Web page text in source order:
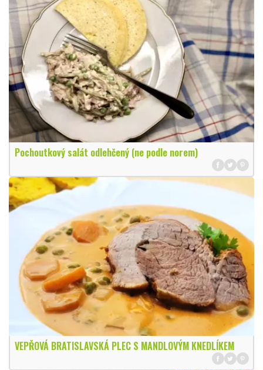
Pochoutkový salát odlehčený (ne podle norem)
VEPŘOVÁ BRATISLAVSKÁ PLEC S MANDLOVÝM KNEDLÍKEM